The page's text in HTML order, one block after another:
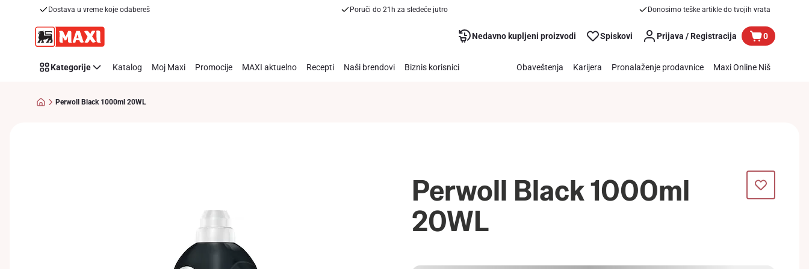
Dostava u vreme koje odabereš Poruči do 21h za sledeće jutro Donosimo teške artikle do tvojih vrata
Nedavno kupljeni proizvodi Spiskovi Prijava / Registracija 0
Kategorije Katalog Moj Maxi Promocije MAXI aktuelno Recepti Naši brendovi Biznis korisnici Obaveštenja Karijera Pronalaženje prodavnice Maxi Online Niš
Perwoll Black 1000ml 20WL
Perwoll Black 1000ml
20WL